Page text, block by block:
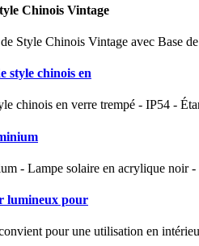
Chinois Vintage
Style Chinois Vintage avec Base
style chinois en
chinois en verre trempé - IP54 -
- Lampe solaire en acrylique noir
lumineux pour
pour une utilisation en